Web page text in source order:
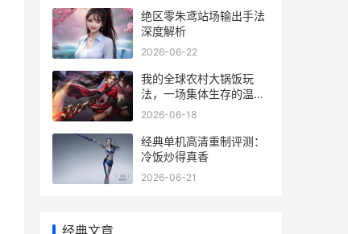
绝区零朱鸢站场输出手法
深度解析
2026-06-22
我的全球农村大锅饭玩
法，一场集体生存的温情
实验
2026-06-18
经典单机高清重制评测：
冷饭炒得真香
2026-06-21
经典文章